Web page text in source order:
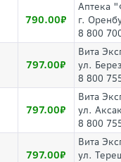
790.00
Аптека
г.
8 800
797.00
Вита
ул.
8 800
797.00
Вита
ул.
8 800
797.00
Вита
ул.